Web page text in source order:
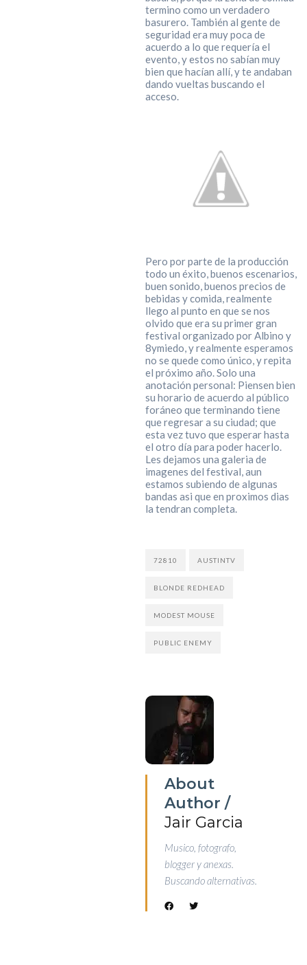
termino como un verdadero
basurero. También al gente de
seguridad era muy poca de
acuerdo a lo que requería el
evento, y estos no sabían muy
bien que hacían allí, y te andaban
dando vueltas buscando el
acceso.
Pero por parte de la producción
todo un éxito, buenos escenarios,
buen sonido, buenos precios de
bebidas y comida, realmente
llego al punto en que se nos
olvido que era su primer gran
festival organizado por Albino y
8ymiedo, y realmente esperamos
no se quede como único, y repita
el próximo año. Solo una
anotación personal: Piensen bien
su horario de acuerdo al público
foráneo que terminando tiene
que regresar a su ciudad; que
esta vez tuvo que esperar hasta
el otro día para poder hacerlo.
Les dejamos una galeria de
imagenes del festival, aun
estamos subiendo de algunas
bandas asi que en proximos dias
la tendran completa.
72810 AUSTINTV
BLONDE REDHEAD
MODEST MOUSE
PUBLIC ENEMY
About
Author /
Jair Garcia
Musico, fotografo,
blogger y anexas.
Buscando alternativas.